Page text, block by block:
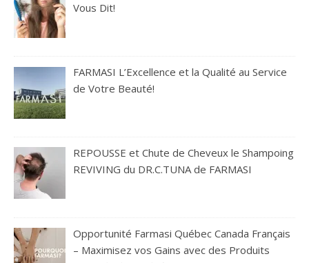
Vous Dit!
FARMASI L’Excellence et la Qualité au Service
de Votre Beauté!
REPOUSSE et Chute de Cheveux le Shampoing
REVIVING du DR.C.TUNA de FARMASI
Opportunité Farmasi Québec Canada Français
– Maximisez vos Gains avec des Produits